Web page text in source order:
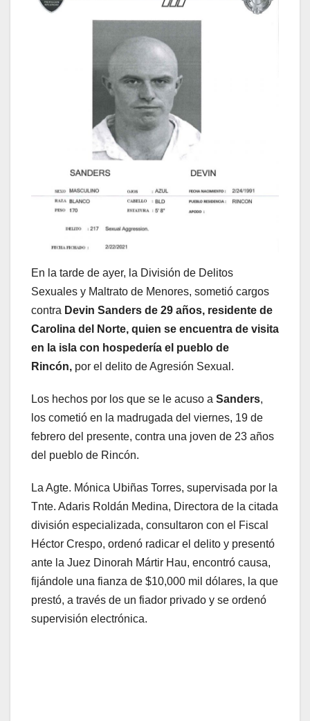
En la tarde de ayer, la División de Delitos
Sexuales y Maltrato de Menores, sometió cargos
contra Devin Sanders de 29 años, residente de
Carolina del Norte, quien se encuentra de visita
en la isla con hospedería el pueblo de
Rincón, por el delito de Agresión Sexual.
Los hechos por los que se le acuso a Sanders,
los cometió en la madrugada del viernes, 19 de
febrero del presente, contra una joven de 23 años
del pueblo de Rincón.
La Agte. Mónica Ubiñas Torres, supervisada por la
Tnte. Adaris Roldán Medina, Directora de la citada
división especializada, consultaron con el Fiscal
Héctor Crespo, ordenó radicar el delito y presentó
ante la Juez Dinorah Mártir Hau, encontró causa,
fijándole una fianza de $10,000 mil dólares, la que
prestó, a través de un fiador privado y se ordenó
supervisión electrónica.